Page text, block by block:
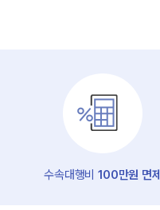
수속대행비 100만원 면제